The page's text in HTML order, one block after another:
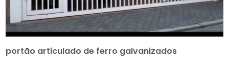
portão articulado de ferro galvanizados